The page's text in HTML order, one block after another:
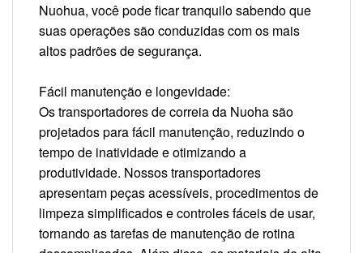
Nuohua, você pode ficar tranquilo sabendo que
suas operações são conduzidas com os mais
altos padrões de segurança.
Fácil manutenção e longevidade:
Os transportadores de correia da Nuoha são
projetados para fácil manutenção, reduzindo o
tempo de inatividade e otimizando a
produtividade. Nossos transportadores
apresentam peças acessíveis, procedimentos de
limpeza simplificados e controles fáceis de usar,
tornando as tarefas de manutenção de rotina